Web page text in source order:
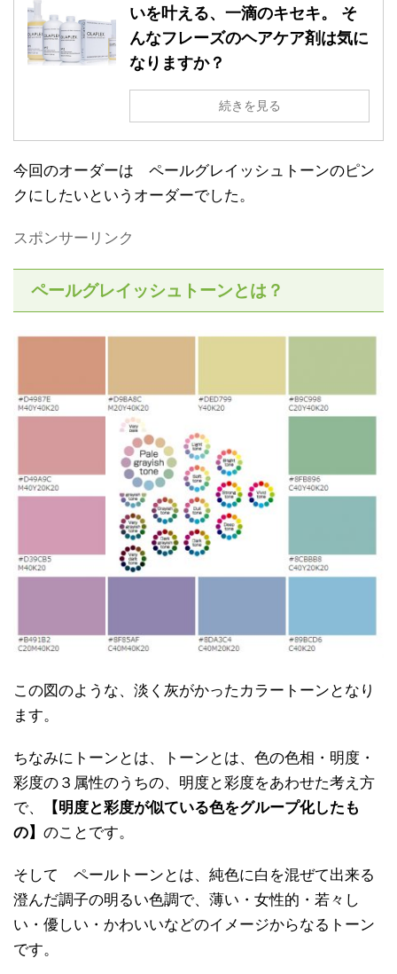
いを叶える、一滴のキセキ。 そ
んなフレーズのヘアケア剤は気に
なりますか？
続きを見る
今回のオーダーは ペールグレイッシュトーンのピン
クにしたいというオーダーでした。
スポンサーリンク
ペールグレイッシュトーンとは？
この図のような、淡く灰がかったカラートーンとなり
ます。
ちなみにトーンとは、トーンとは、色の色相・明度・
彩度の３属性のうちの、明度と彩度をあわせた考え方
で、
【明度と彩度が似ている色をグループ化したも
の】 のことです。
そして ペールトーンとは、純色に白を混ぜて出来る
澄んだ調子の明るい色調で、薄い・女性的・若々し
い・優しい・かわいいなどのイメージからなるトーン
です。